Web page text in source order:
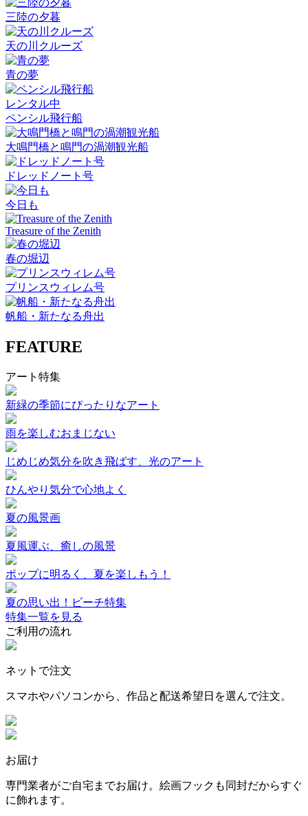
三陸の夕暮
天の川クルーズ
青の夢
レンタル中
ペンシル飛行船
大鳴門橋と鳴門の渦潮観光船
ドレッドノート号
今日も
Treasure of the Zenith
春の堀辺
プリンスウィレム号
帆船・新たなる舟出
FEATURE
アート特集
新緑の季節にぴったりなアート
雨を楽しむおまじない
じめじめ気分を吹き飛ばす、光のアート
ひんやり気分で心地よく
夏の風景画
夏風運ぶ、癒しの風景
ポップに明るく、夏を楽しもう！
夏の思い出！ビーチ特集
特集一覧を見る
ご利用の流れ
ネットで注文
スマホやパソコンから、作品と配送希望日を選んで注文。
お届け
専門業者がご自宅までお届け。絵画フックも同封だからすぐ
に飾れます。